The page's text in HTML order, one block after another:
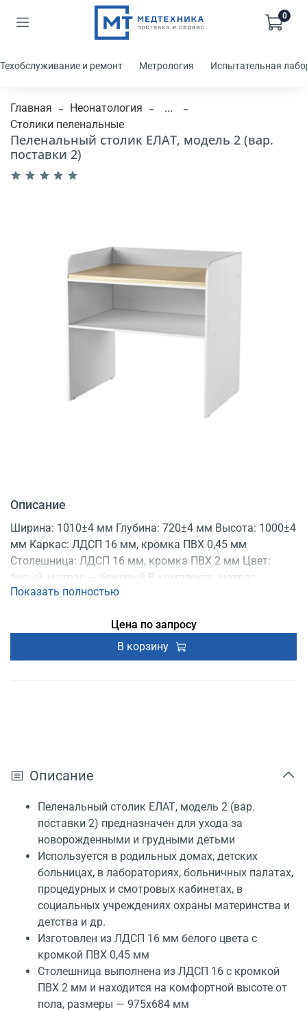
0
Техобслуживание и ремонт Метрология Испытательная
Главная Неонатология
...
Столики пеленальные
Пеленальный столик ЕЛАТ, модель 2 (вар.
поставки 2)
Описание
Ширина: 1010±4 мм Глубина: 720±4 мм Высота: 1000±4
мм Каркас: ЛДСП 16 мм, кромка ПВХ 0,45 мм
Столешница: ЛДСП 16 мм, кромка ПВХ 2 мм Цвет:
белый, матрас — бежевый В комплекте: матрас
Конструкция: разборная Регистрационное
Показать полностью
Цена по запросу
В корзину
Описание
Пеленальный столик ЕЛАТ, модель 2 (вар.
поставки 2) предназначен для ухода за
новорожденными и грудными детьми
Используется в родильных домах, детских
больницах, в лабораториях, больничных палатах,
процедурных и смотровых кабинетах, в
социальных учреждениях охраны материнства и
детства и др.
Изготовлен из ЛДСП 16 мм белого цвета с
кромкой ПВХ 0,45 мм
Столешница выполнена из ЛДСП 16 с кромкой
ПВХ 2 мм и находится на комфортной высоте от
пола, размеры — 975x684 мм